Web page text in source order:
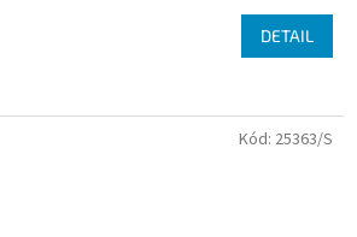
DETAIL
Kód: 25363/S